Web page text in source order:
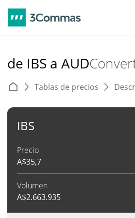
de IBS a AUD
Tablas de precios
IBS
Precio
A$35,7
Volumen
A$2.663.935